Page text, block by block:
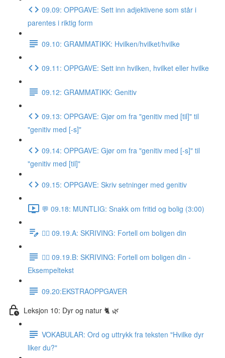
09.09: OPPGAVE: Sett inn adjektivene som står i
parentes i riktig form
09.10: GRAMMATIKK: Hvilken/hvilket/hvilke
09.11: OPPGAVE: Sett inn hvilken, hvilket eller hvilke
09.12: GRAMMATIKK: Genitiv
09.13: OPPGAVE: Gjør om fra "genitiv med [til]" til
"genitiv med [-s]"
09.14: OPPGAVE: Gjør om fra "genitiv med [-s]" til
"genitiv med [til]"
09.15: OPPGAVE: Skriv setninger med genitiv
💬 09.18: MUNTLIG: Snakk om fritid og bolig (3:00)
✍🏼 09.19.A: SKRIVING: Fortell om boligen din
✍🏼 09.19.B: SKRIVING: Fortell om boligen din -
Eksempeltekst
09.20:EKSTRAOPPGAVER
Leksjon 10: Dyr og natur 🐈 🌿
VOKABULAR: Ord og uttrykk fra teksten "Hvilke dyr
liker du?"